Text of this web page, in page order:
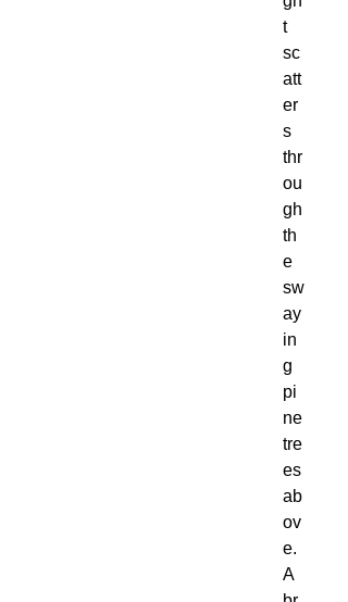
t
sc
att
er
s
thr
ou
gh
th
e
sw
ay
in
g
pi
ne
tre
es
ab
ov
e.
A